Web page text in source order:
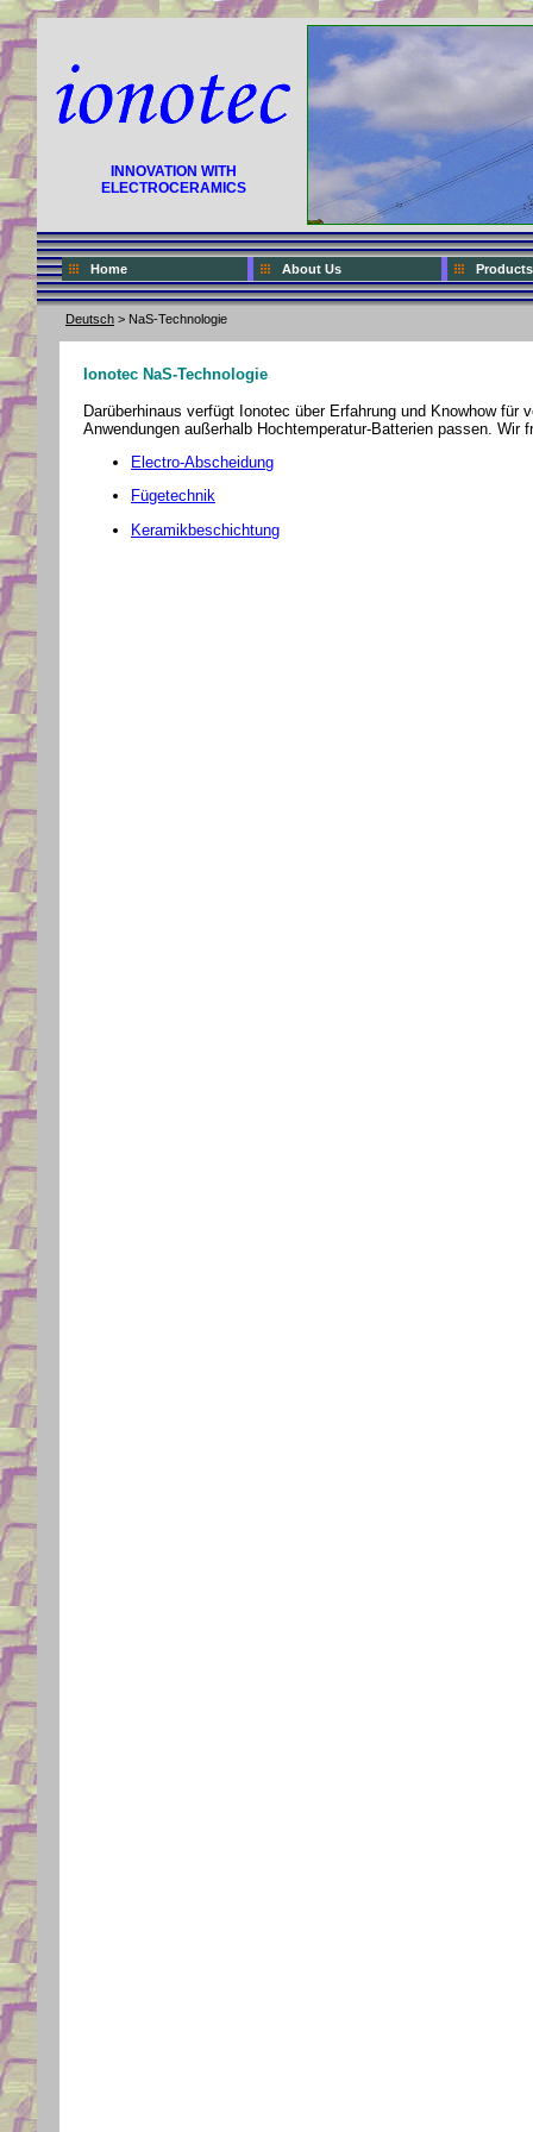
INNOVATION WITH
ELECTROCERAMICS
Home About Us
Deutsch > NaS-Technologie
Ionotec NaS-Technologie
Darüberhinaus verfügt Ionotec über Erfahrung und Knowhow für
Anwendungen außerhalb Hochtemperatur-Batterien passen. Wir
Electro-Abscheidung
Fügetechnik
Keramikbeschichtung